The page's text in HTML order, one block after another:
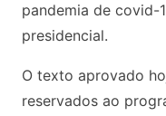
pandemia de covid-
presidencial.
O texto aprovado
reservados ao